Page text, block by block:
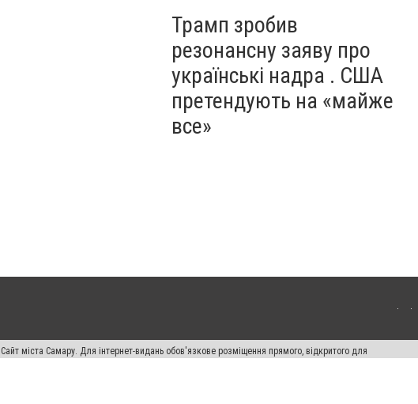
Трамп зробив
резонансну заяву про
українські надра . США
претендують на «майже
все»
міста Самару. Для інтернет-видань обов'язкове розміщення прямого, відкритого для